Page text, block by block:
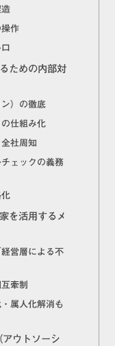
造
作
ための内部対
）の徹底
仕組み化
社周知
ェックの義務
化
を活用するメ
営層による不
牽制
属人化解消も
ウトソーシ